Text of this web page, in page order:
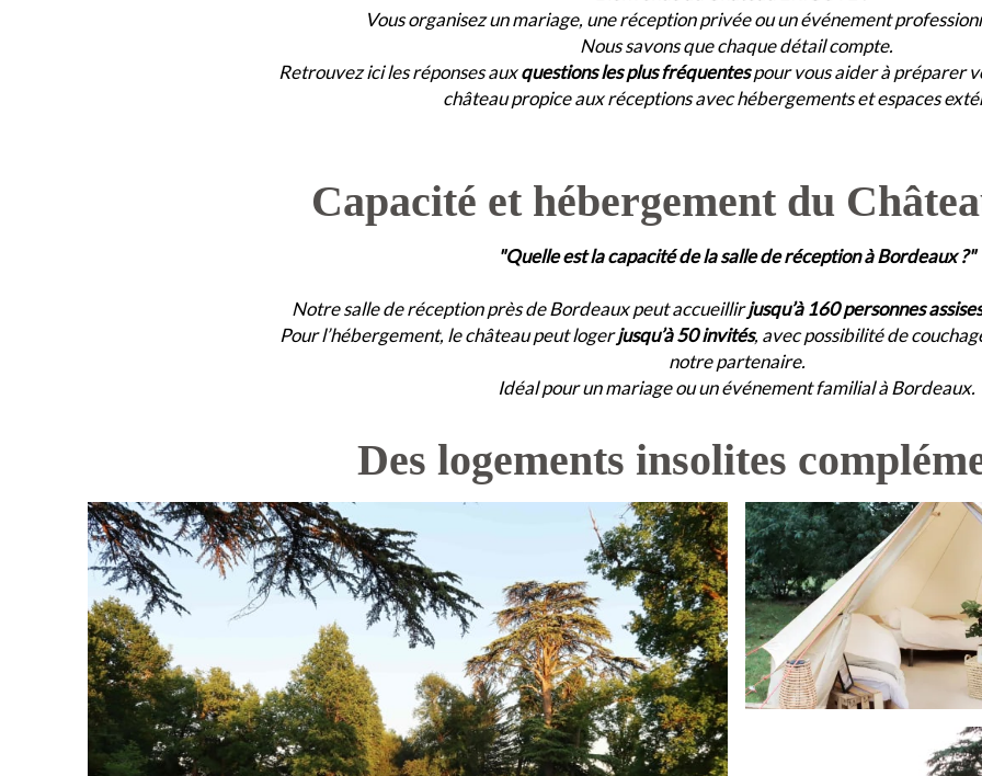
Vous organisez un mariage, une réception privée ou un événement
Nous savons que chaque détail compte.
Retrouvez ici les réponses auxquestions les plus fréquentespour vous aider à préparer
château propice aux réceptions avec hébergements et espaces
Capacité et hébergement du
"Quelle est la capacité de la salle de réception à Bordeaux ?"
Notre salle de réception près de Bordeaux peut accueillirjusqu’à 160 personnes
Pour l’hébergement, le château peut logerjusqu’à 50 invités, avec possibilité de
notre partenaire.
Idéal pour un mariage ou un événement familial à Bordeaux.
Des logements insolites